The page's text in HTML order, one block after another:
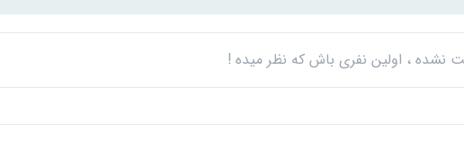
نشده ، اولین نفری باش که نظر میده !